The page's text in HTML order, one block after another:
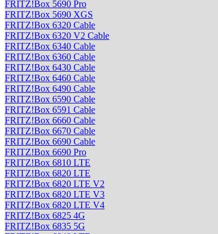
FRITZ!Box 5690 Pro
FRITZ!Box 5690 XGS
FRITZ!Box 6320 Cable
FRITZ!Box 6320 V2 Cable
FRITZ!Box 6340 Cable
FRITZ!Box 6360 Cable
FRITZ!Box 6430 Cable
FRITZ!Box 6460 Cable
FRITZ!Box 6490 Cable
FRITZ!Box 6590 Cable
FRITZ!Box 6591 Cable
FRITZ!Box 6660 Cable
FRITZ!Box 6670 Cable
FRITZ!Box 6690 Cable
FRITZ!Box 6690 Pro
FRITZ!Box 6810 LTE
FRITZ!Box 6820 LTE
FRITZ!Box 6820 LTE V2
FRITZ!Box 6820 LTE V3
FRITZ!Box 6820 LTE V4
FRITZ!Box 6825 4G
FRITZ!Box 6835 5G